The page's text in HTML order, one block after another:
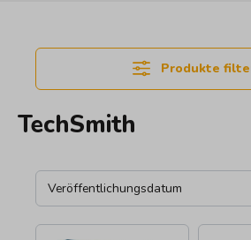
Produkte
TechSmith